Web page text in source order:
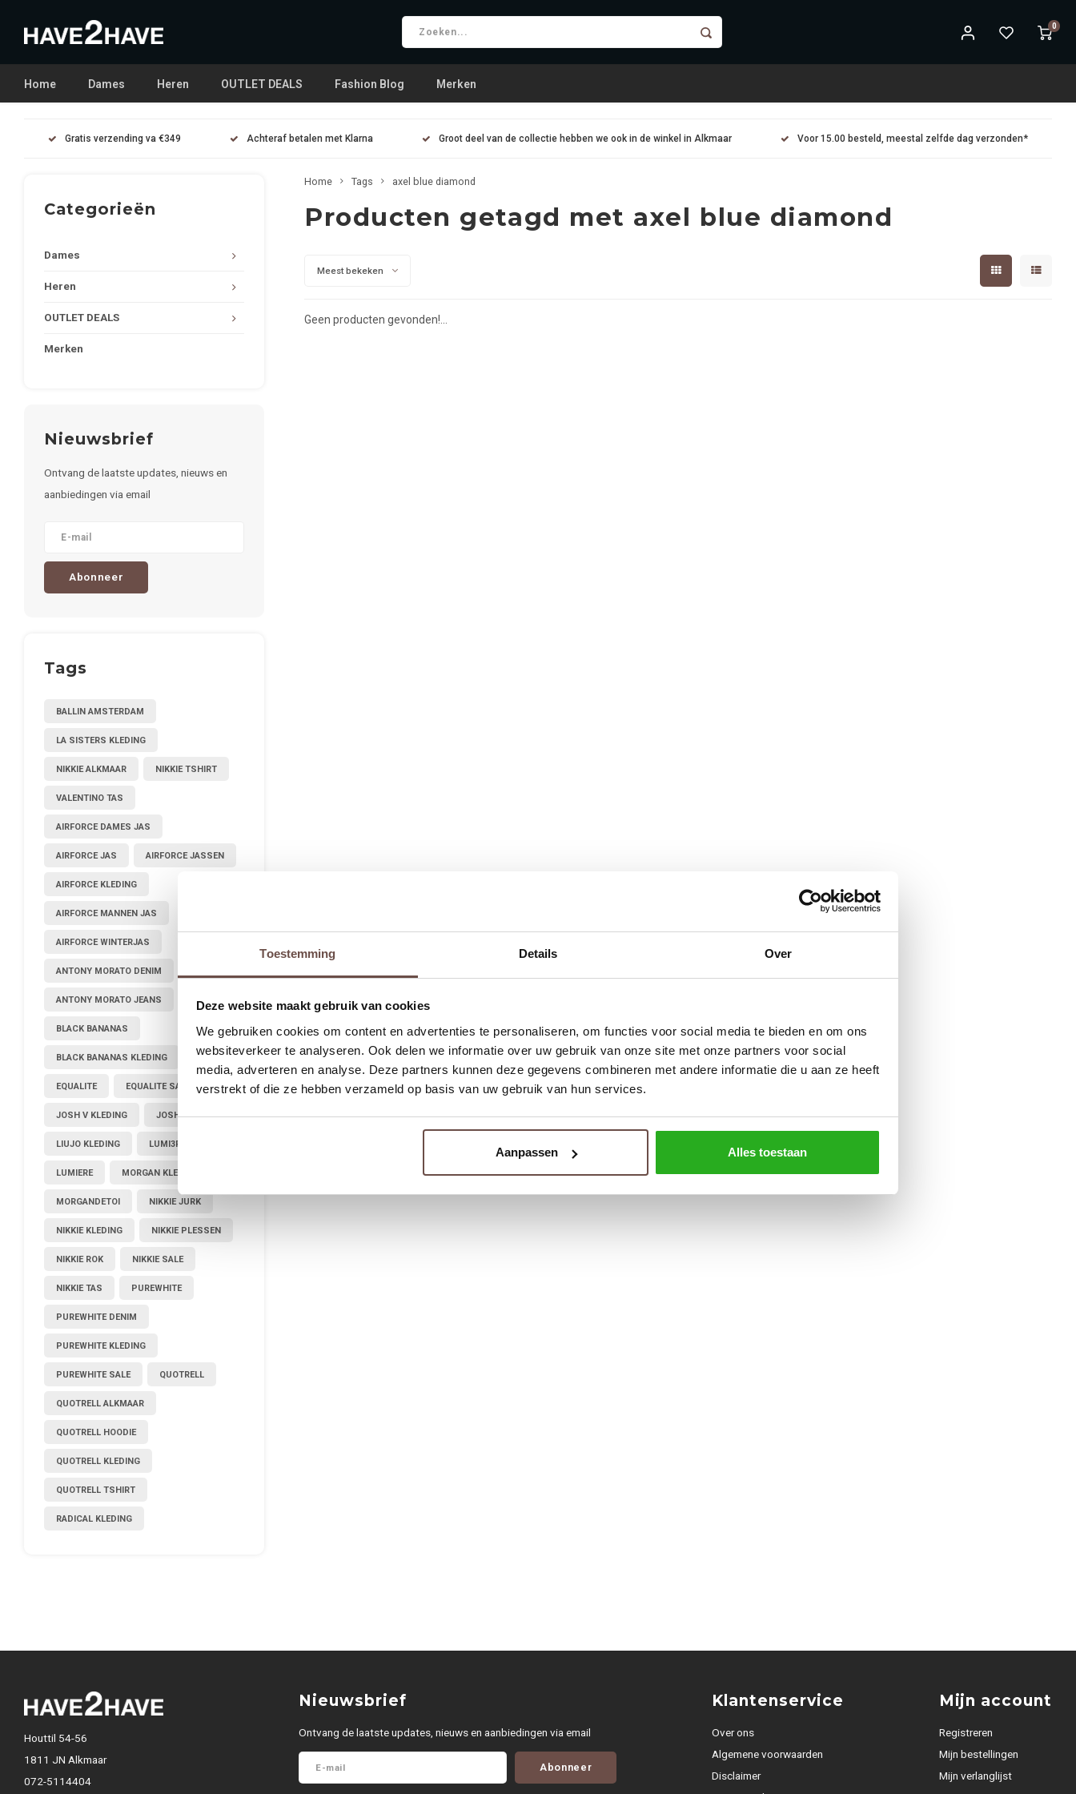
Toestemming Details Over
Deze website maakt gebruik van cookies
We gebruiken cookies om content en advertenties te personaliseren, om functies voor social media te bieden en om ons
websiteverkeer te analyseren. Ook delen we informatie over uw gebruik van onze site met onze partners voor social
media, adverteren en analyse. Deze partners kunnen deze gegevens combineren met andere informatie die u aan ze heeft
verstrekt of die ze hebben verzameld op basis van uw gebruik van hun services.
Aanpassen Alles toestaan
0
Home Dames Heren OUTLET DEALS Fashion Blog Merken
Gratis verzending va €349 Achteraf betalen met Klarna Groot deel van de collectie hebben we ook in de winkel in Alkmaar Voor 15.00 besteld, meestal zelfde dag verzonden*
Categorieën
Dames
Heren
OUTLET DEALS
Merken
Nieuwsbrief
Ontvang de laatste updates, nieuws en
aanbiedingen via email
Abonneer
Tags
BALLIN AMSTERDAM
LA SISTERS KLEDING
NIKKIE ALKMAAR NIKKIE TSHIRT
VALENTINO TAS
AIRFORCE DAMES JAS
AIRFORCE JAS AIRFORCE JASSEN
AIRFORCE KLEDING
AIRFORCE MANNEN JAS
AIRFORCE WINTERJAS
ANTONY MORATO DENIM
ANTONY MORATO JEANS
BLACK BANANAS
BLACK BANANAS KLEDING
EQUALITE EQUALITE SALE
JOSH V KLEDING JOSHV KLEDING
LIUJO KLEDING LUMI3RE
LUMIERE MORGAN KLEDING
MORGANDETOI NIKKIE JURK
NIKKIE KLEDING NIKKIE PLESSEN
NIKKIE ROK NIKKIE SALE
NIKKIE TAS PUREWHITE
PUREWHITE DENIM
PUREWHITE KLEDING
PUREWHITE SALE QUOTRELL
QUOTRELL ALKMAAR
QUOTRELL HOODIE
QUOTRELL KLEDING
QUOTRELL TSHIRT
RADICAL KLEDING
Home Tags axel blue diamond
Producten getagd met axel blue diamond
Meest bekeken
Geen producten gevonden!...
Houttil 54-56
1811 JN Alkmaar
072-5114404
Nieuwsbrief
Ontvang de laatste updates, nieuws en aanbiedingen via email
Abonneer
Klantenservice
Over ons
Algemene voorwaarden
Disclaimer
Mijn account
Registreren
Mijn bestellingen
Mijn verlanglijst